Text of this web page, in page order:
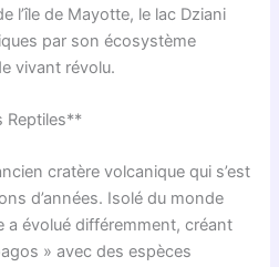
l’île de Mayotte, le lac Dziani
par son écosystème
vivant révolu.
Reptiles**
cratère volcanique qui s’est
d’années. Isolé du monde
a évolué différemment, créant
» avec des espèces